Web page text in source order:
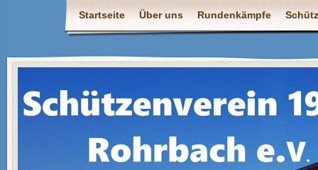
Startseite Über uns Rundenkämpfe